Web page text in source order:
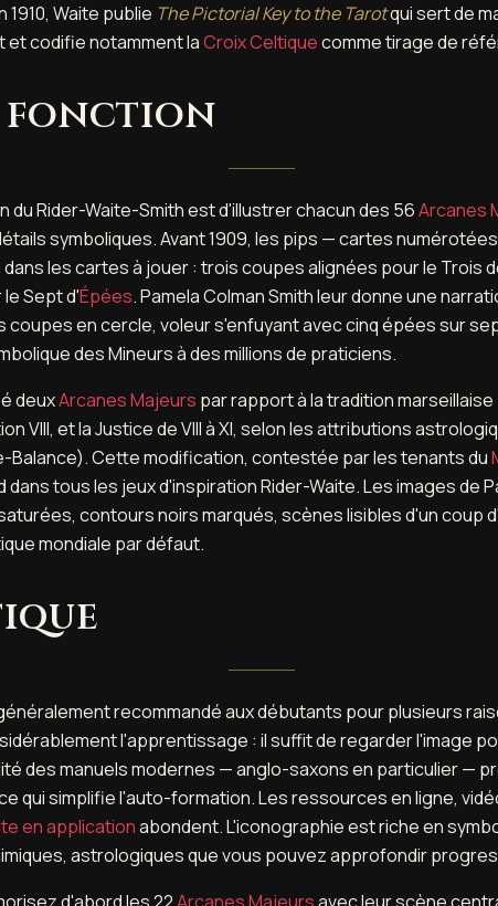
Waite publie The Pictorial Key to the Tarotqui sert de
codifie notamment laCroix Celtiquecomme tirage de
fonction
du Rider-Waite-Smith est d'illustrer chacun des 56Arcanes
symboliques. Avant 1909, les pips — cartes
les cartes à jouer : trois coupes alignées pour le Trois
Sept d'Épées. Pamela Colman Smith leur donne une
coupes en cercle, voleur s'enfuyant avec cinq épées sur
des Mineurs à des millions de praticiens.
deuxArcanes Majeurs par rapport à la tradition marseillaise
VIII, et la Justice de VIII à XI, selon les attributions
Balance). Cette modification, contestée par les tenants du
dans tous les jeux d'inspiration Rider-Waite. Les images de
contours noirs marqués, scènes lisibles d'un coup
mondiale par défaut.
recommandé aux débutants pour plusieurs
l'apprentissage : il suffit de regarder l'image
des manuels modernes — anglo-saxons en particulier —
qui simplifie l'auto-formation. Les ressources en ligne,
en applicationabondent. L'iconographie est riche en
astrologiques que vous pouvez approfondir